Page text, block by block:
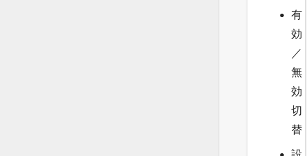
有
効
／
無
効
切
替